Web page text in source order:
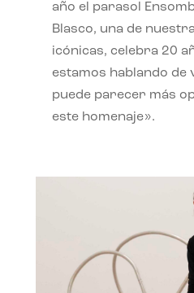
año el parasol
Blasco, una de
icónicas, celebra 20
estamos hablando de
puede parecer más
este homenaje».